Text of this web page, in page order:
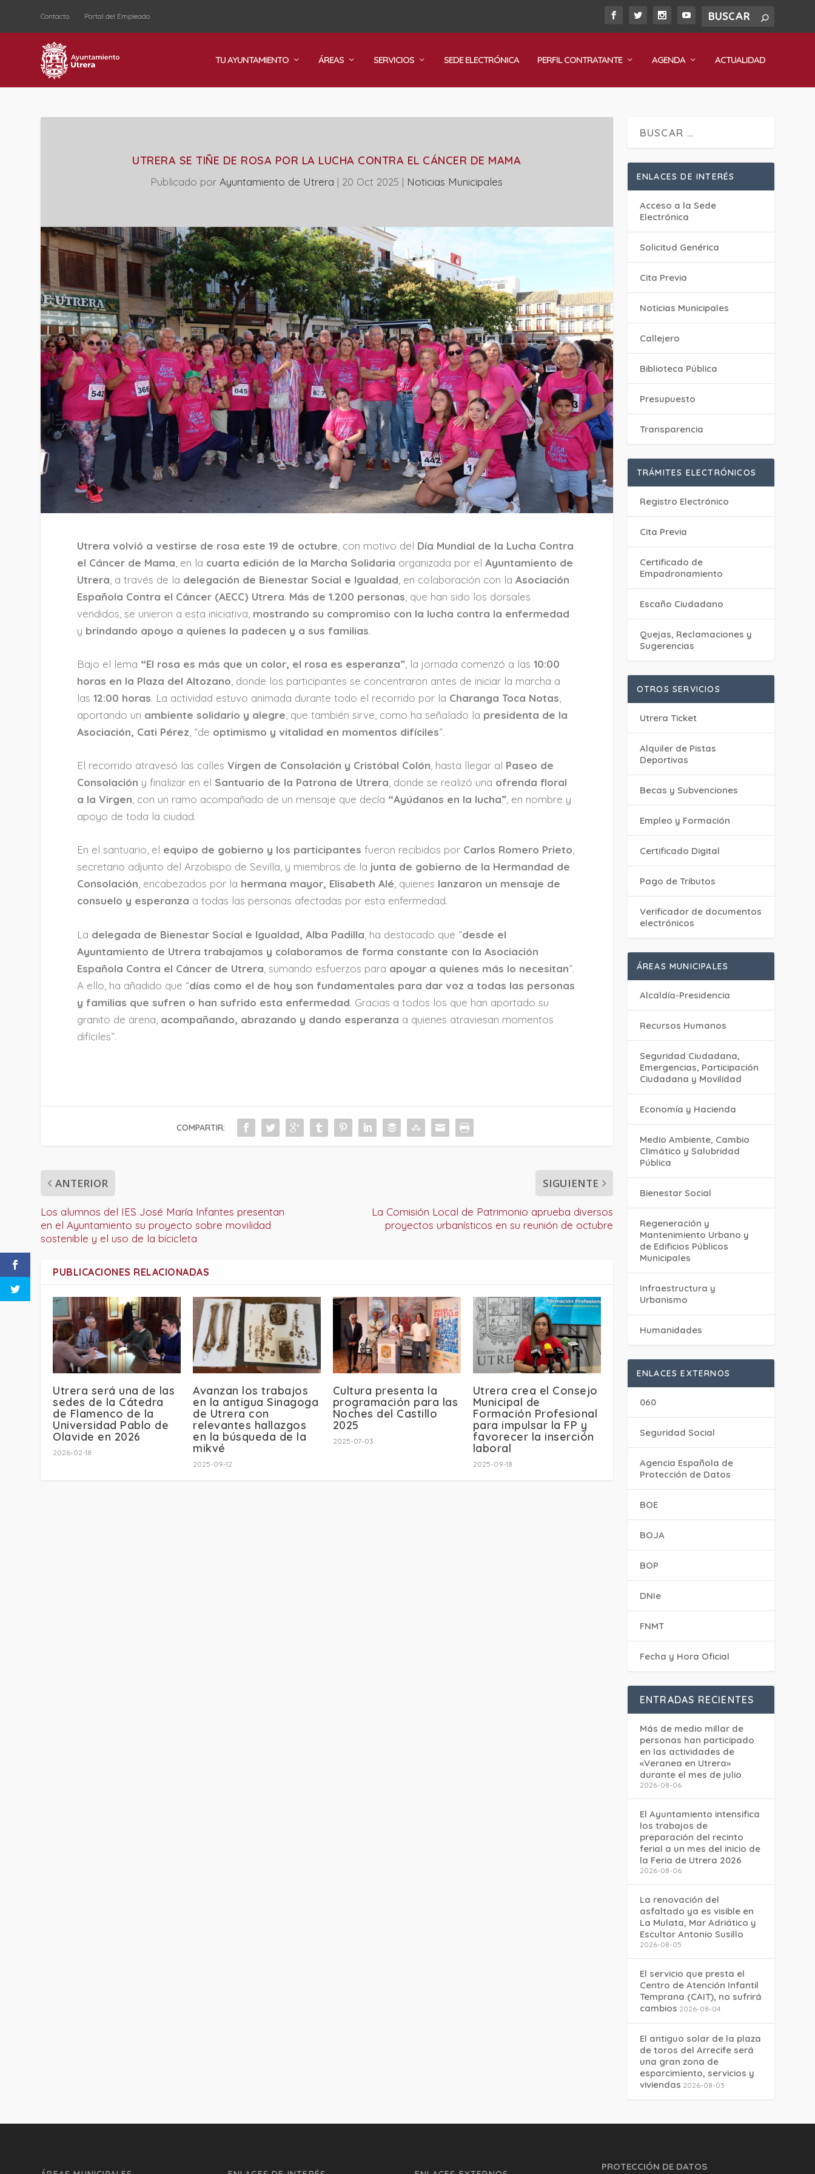
Contacto Portal del Empleado
TU AYUNTAMIENTO ÁREAS SERVICIOS SEDE ELECTRÓNICA PERFIL CONTRATANTE AGENDA ACTUALIDAD
UTRERA SE TIÑE DE ROSA POR LA LUCHA CONTRA EL CÁNCER DE MAMA
Publicado porAyuntamiento de Utrera | 20 Oct 2025 | ‎Noticias Municipales
Utrera volvió a vestirse de rosa este 19 de octubre , con motivo del Día Mundial de la Lucha Contra
el Cáncer de Mama , en la cuarta edición de la Marcha Solidaria organizada por elAyuntamiento de
Utrera , a través de la delegación de Bienestar Social e Igualdad , en colaboración con laAsociación
Española Contra el Cáncer (AECC) Utrera. Más de 1.200 personas , que han sido los dorsales
vendidos, se unieron a esta iniciativa, mostrando su compromiso con la lucha contra la enfermedad
y brindando apoyo a quienes la padecen y a sus familias.
Bajo el lema “El rosa es más que un color, el rosa es esperanza” , la jornada comenzó a las10:00
horas en la Plaza del Altozano , donde los participantes se concentraron antes de iniciar la marcha a
las12:00 horas. La actividad estuvo animada durante todo el recorrido por la Charanga Toca Notas
aportando un ambiente solidario y alegre , que también sirve, como ha señalado la presidenta de la
Asociación, Cati Pérez , “de optimismo y vitalidad en momentos difíciles”.
El recorrido atravesó las callesVirgen de Consolación y Cristóbal Colón , hasta llegar al Paseo de
Consolación y finalizar en el Santuario de la Patrona de Utrera , donde se realizó una ofrenda floral
a la Virgen , con un ramo acompañado de un mensaje que decía “Ayúdanos en la lucha” , en nombre y
apoyo de toda la ciudad.
En el santuario, el equipo de gobierno y los participantes fueron recibidos por Carlos Romero Prieto,
secretario adjunto del Arzobispo de Sevilla, y miembros de la junta de gobierno de la Hermandad de
Consolación, encabezados por la hermana mayor, Elisabeth Alé, quienes lanzaron un mensaje de
consuelo y esperanza a todas las personas afectadas por esta enfermedad.
La delegada de Bienestar Social e Igualdad, Alba Padilla , ha destacado que “desde el
Ayuntamiento de Utrera trabajamos y colaboramos de forma constante con la Asociación
Española Contra el Cáncer de Utrera , sumando esfuerzos para apoyar a quienes más lo necesitan”.
A ello, ha añadido que “días como el de hoy son fundamentales para dar voz a todas las personas
y familias que sufren o han sufrido esta enfermedad. Gracias a todos los que han aportado su
granito de arena, acompañando, abrazando y dando esperanza a quienes atraviesan momentos
difíciles”.
COMPARTIR:
ANTERIOR
Los alumnos del IES José María Infantes presentan
en el Ayuntamiento su proyecto sobre movilidad
sostenible y el uso de la bicicleta
SIGUIENTE
La Comisión Local de Patrimonio aprueba diversos
proyectos urbanísticos en su reunión de octubre
PUBLICACIONES RELACIONADAS
Utrera será una de las
sedes de la Cátedra
de Flamenco de la
Universidad Pablo de
Olavide en 2026
2026-02-18
Avanzan los trabajos
en la antigua Sinagoga
de Utrera con
relevantes hallazgos
en la búsqueda de la
mikvé
2025-09-12
Cultura presenta la
programación para las
Noches del Castillo
2025
2025-07-03
Utrera crea el Consejo
Municipal de
Formación Profesional
para impulsar la FP y
favorecer la inserción
laboral
2025-09-18
ENLACES DE INTERÉS
Acceso a la Sede
Electrónica
Solicitud Genérica
Cita Previa
‎Noticias Municipales
Callejero
Biblioteca Pública
Presupuesto
Transparencia
TRÁMITES ELECTRÓNICOS
Registro Electrónico
Cita Previa
Certificado de
Empadronamiento
Escaño Ciudadano
Quejas, Reclamaciones y
Sugerencias
OTROS SERVICIOS
Utrera Ticket
Alquiler de Pistas
Deportivas
Becas y Subvenciones
Empleo y Formación
Certificado Digital
Pago de Tributos
Verificador de documentos
electrónicos
ÁREAS MUNICIPALES
Alcaldía-Presidencia
Recursos Humanos
Seguridad Ciudadana,
Emergencias, Participación
Ciudadana y Movilidad
Economía y Hacienda
Medio Ambiente, Cambio
Climático y Salubridad
Pública
Bienestar Social
Regeneración y
Mantenimiento Urbano y
de Edificios Públicos
Municipales
Infraestructura y
Urbanismo
Humanidades
ENLACES EXTERNOS
060
Seguridad Social
Agencia Española de
Protección de Datos
BOE
BOJA
BOP
DNIe
FNMT
Fecha y Hora Oficial
ENTRADAS RECIENTES
Más de medio millar de
personas han participado
en las actividades de
«Veranea en Utrera»
durante el mes de julio
2026-08-06
El Ayuntamiento intensifica
los trabajos de
preparación del recinto
ferial a un mes del inicio de
la Feria de Utrera 2026
2026-08-06
La renovación del
asfaltado ya es visible en
La Mulata, Mar Adriático y
Escultor Antonio Susillo
2026-08-05
El servicio que presta el
Centro de Atención Infantil
Temprana (CAIT), no sufrirá
cambios 2026-08-04
El antiguo solar de la plaza
de toros del Arrecife será
una gran zona de
esparcimiento, servicios y
viviendas 2026-08-03
PROTECCIÓN DE DATOS